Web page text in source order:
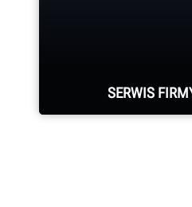
SERWIS